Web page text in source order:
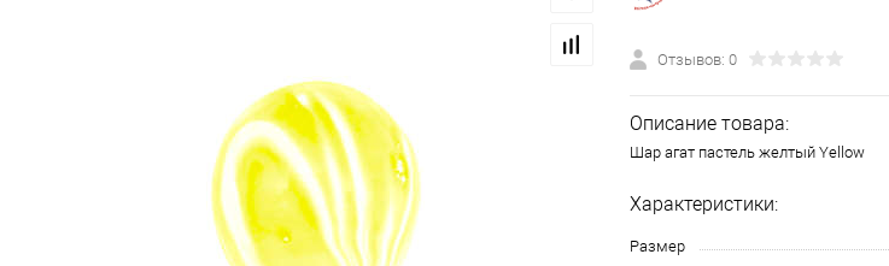
Отзывов: 0
Описание товара:
Шар агат пастель желтый Yellow
Характеристики:
Размер